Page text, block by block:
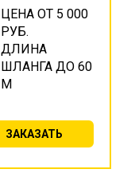
ЦЕНА ОТ 5 000
РУБ.
ДЛИНА
ШЛАНГА ДО 60
М
ЗАКАЗАТЬ